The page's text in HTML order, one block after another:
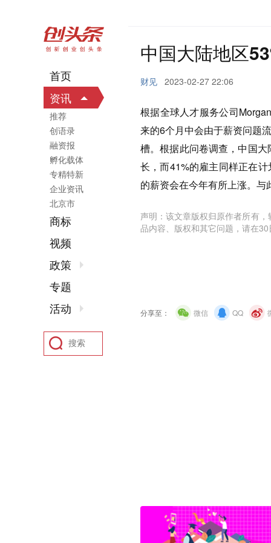
中国大陆地区
财见 2023-02-27 22:06
根据全球人才服务公司
来的6个月中会由于薪资问题
槽。根据此问卷调查，中国
长，而41%的雇主同样正在
的薪资会在今年有所上涨。
声明：该文章版权归原作者所有
品内容、版权和其它问题，请在
分享至： 微信 QQ
首页
资讯
推荐
创语录
融资报
孵化载体
专精特新
企业资讯
北京市
商标
视频
政策
专题
活动